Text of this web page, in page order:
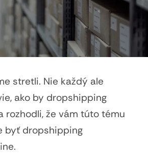
stretli. Nie každý ale
ako by dropshipping
rozhodli, že vám túto tému
byť dropshipping